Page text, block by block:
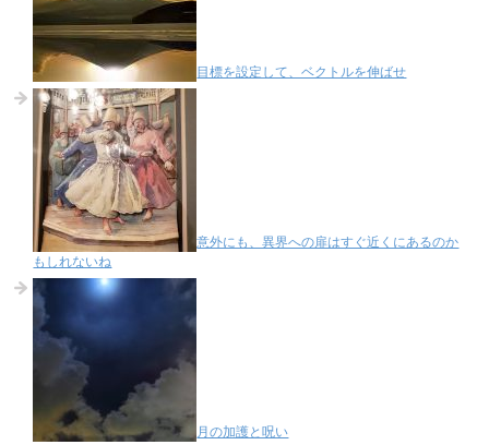
目標を設定して、ベクトルを伸ばせ
意外にも、異界への扉はすぐ近くにあるのか
もしれないね
月の加護と呪い